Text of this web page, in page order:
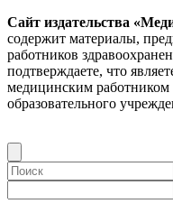
Сайт издательства
содержит материалы,
работников
подтверждаете, что
медицинским работником
образовательного